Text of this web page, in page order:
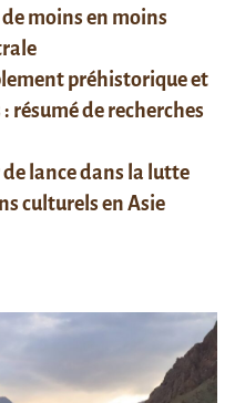
moins en moins
préhistorique et
résumé de recherches
de lance dans la lutte
culturels en Asie